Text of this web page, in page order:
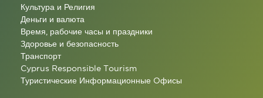
Культура и Религия
Деньги и валюта
Время, рабочие часы и праздники
Здоровье и безопасность
Транспорт
Cyprus Responsible Tourism
Туристические Информационные Oфисы